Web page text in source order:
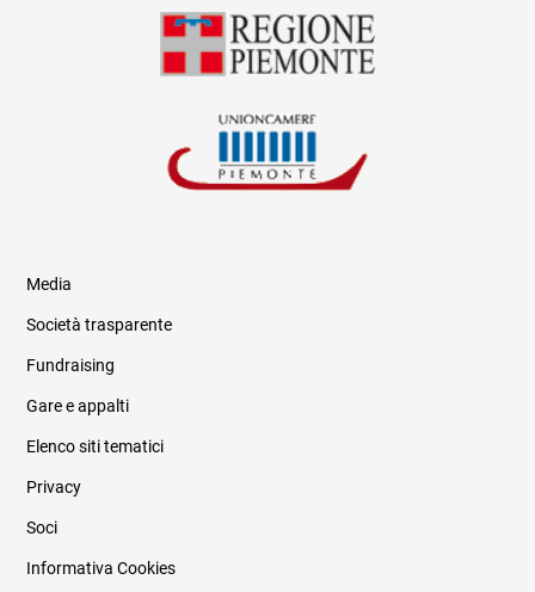
Informazioni legali e trasparenza
Media
Società trasparente
Fundraising
Gare e appalti
Elenco siti tematici
Privacy
Soci
Informativa Cookies